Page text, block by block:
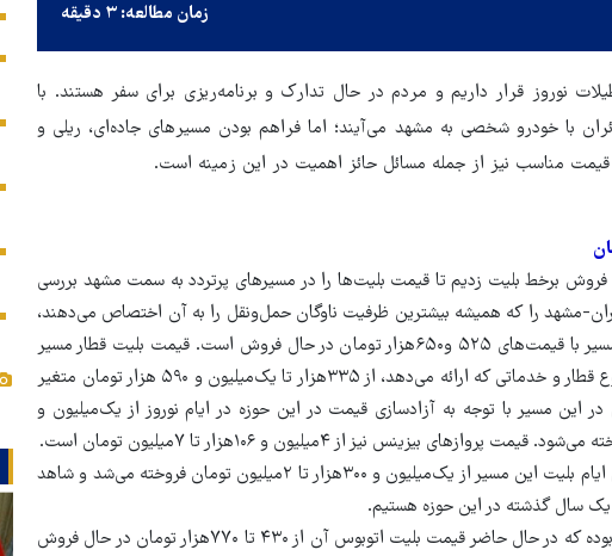
زمان مطالعه: ۳ دقیقه
نوروز قرار داریم و مردم در حال تدارک و برنامه‌ریزی برای سفر هستند. با
گفته مسئولان ۸۰درصد زائران با خودرو شخصی به مشهد می‌آیند؛ اما فراهم بودن مسیرهای جاده‌ای، ریلی و
مناسب نیز از جمله مسائل حائز اهمیت در این زمینه است.
برخط بلیت زدیم تا قیمت بلیت‌ها را در مسیرهای پرتردد به سمت مشهد بررسی
مشهد را که همیشه بیشترین ظرفیت ناوگان حمل‌ونقل را به آن اختصاص می‌دهند،
بررسی می‌کنیم. اکنون بلیت اتوبوس این مسیر با قیمت‌های ۵۲۵ و۶۵۰هزار تومان در حال فروش است. قیمت بلیت قطار مسیر
تهران-مشهد نیز در حال حاضر با توجه به نوع قطار و خدماتی که ارائه می‌دهد، از ۳۳۵هزار تا یک‌میلیون و ۵۹۰ هزار تومان متغیر
این مسیر با توجه به آزادسازی قیمت در این حوزه در ایام نوروز از یک‌میلیون و
این در حالی است که سال گذشته در همین ایام بلیت این مسیر از یک‌میلیون و ۳۰۰هزار تا ۲میلیون تومان فروخته می‌شد و شاهد
کرج- مشهد نیز از جمله مسیرهای پرترددی بوده که در حال حاضر قیمت بلیت اتوبوس آن از ۴۳۰ تا ۷۷۰هزار تومان در حال فروش